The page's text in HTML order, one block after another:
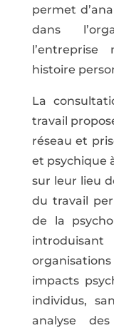
permet
dans
histoire
La
travail
réseau et
et psychique
sur leur lieu
du travail
de la
impacts
individus,
analyse